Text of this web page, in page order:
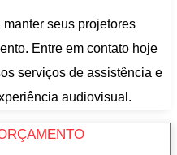
seus projetores
Entre em contato hoje
serviços de assistência e
audiovisual.